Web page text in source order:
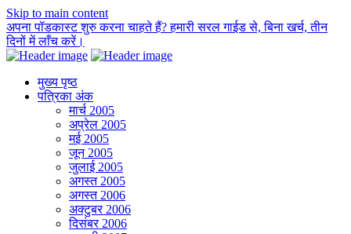
Skip to main content
अपना पॉडकास्ट शुरु करना चाहते हैं? हमारी सरल गाईड से, बिना खर्च, तीन
दिनों में लाँच करें।
मुख्य पृष्ठ
पत्रिका अंक
मार्च 2005
अप्रेल 2005
मई 2005
जून 2005
जुलाई 2005
अगस्त 2005
अगस्त 2006
अक्टुबर 2006
दिसंबर 2006